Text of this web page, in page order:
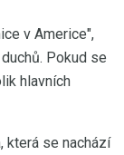
v Americe",
Pokud se
hlavních
která se nachází